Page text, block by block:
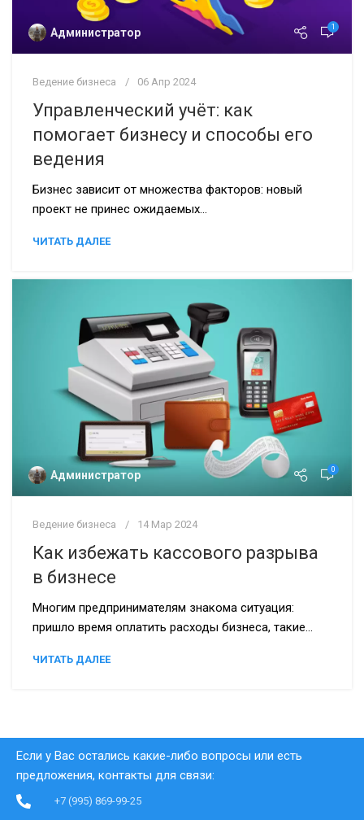
Администратор 1
Ведение бизнеса 06 Апр 2024
Управленческий учёт: как
помогает бизнесу и способы его
ведения
Бизнес зависит от множества факторов: новый
проект не принес ожидаемых...
ЧИТАТЬ ДАЛЕЕ
Администратор 0
Ведение бизнеса 14 Мар 2024
Как избежать кассового разрыва
в бизнесе
Многим предпринимателям знакома ситуация:
пришло время оплатить расходы бизнеса, такие...
ЧИТАТЬ ДАЛЕЕ
Если у Вас остались какие-либо вопросы или есть
предложения, контакты для связи:
+7 (995) 869-99-25